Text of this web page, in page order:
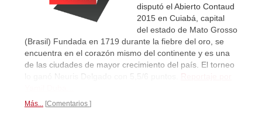
disputó el Abierto Contaud
2015 en Cuiabá, capital
del estado de Mato Grosso
(Brasil) Fundada en 1719 durante la fiebre del oro, se
encuentra en el corazón mismo del continente y es una
de las ciudades de mayor crecimiento del país. El torneo
lo ganó Neuris Delgado con 5,5/6 puntos. Reportaje por
Más... Comentarios